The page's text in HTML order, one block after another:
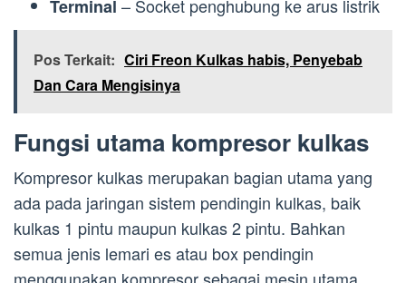
Terminal – Socket penghubung ke arus listrik
Pos Terkait: Ciri Freon Kulkas habis, Penyebab
Dan Cara Mengisinya
Fungsi utama kompresor kulkas
Kompresor kulkas merupakan bagian utama yang
ada pada jaringan sistem pendingin kulkas, baik
kulkas 1 pintu maupun kulkas 2 pintu. Bahkan
semua jenis lemari es atau box pendingin
menggunakan kompresor sebagai mesin utama